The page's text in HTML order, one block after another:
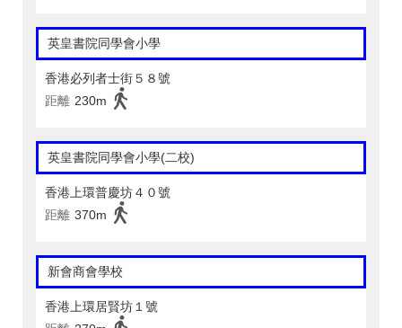
英皇書院同學會小學
香港必列者士街５８號
距離 230m
英皇書院同學會小學(二校)
香港上環普慶坊４０號
距離 370m
新會商會學校
香港上環居賢坊１號